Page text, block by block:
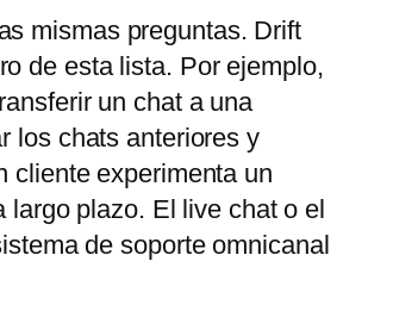
mismas preguntas. Drift
de esta lista. Por ejemplo,
un chat a una
los chats anteriores y
cliente experimenta un
largo plazo. El live chat o el
de soporte omnicanal